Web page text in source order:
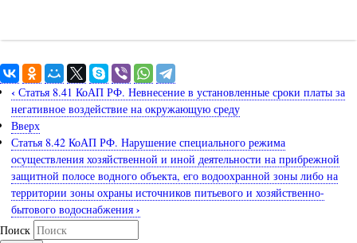
‹ Статья 8.41 КоАП РФ. Невнесение в установленные сроки платы за
негативное воздействие на окружающую среду
Вверх
Статья 8.42 КоАП РФ. Нарушение специального режима
осуществления хозяйственной и иной деятельности на прибрежной
защитной полосе водного объекта, его водоохранной зоны либо на
территории зоны охраны источников питьевого и хозяйственно-
бытового водоснабжения ›
Поиск